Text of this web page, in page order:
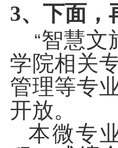
3、下面，
“智慧文
学院相关
管理等专
开放。
本微专